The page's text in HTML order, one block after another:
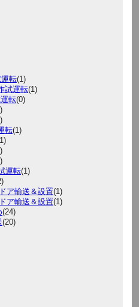
転(1)
試運転(1)
転(0)
転(1)
運転(1)
ア輸送＆設置(1)
ア輸送＆設置(1)
(24)
(20)